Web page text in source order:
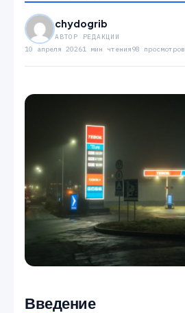
chydogrib
АВТОР РЕДАКЦИИ
10 апреля 20261 мин чтения98 просмотров
Введение